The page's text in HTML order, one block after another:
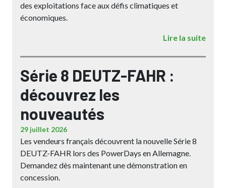
des exploitations face aux défis climatiques et
économiques.
Lire la suite
Série 8 DEUTZ-FAHR :
découvrez les
nouveautés
29 juillet 2026
Les vendeurs français découvrent la nouvelle Série 8
DEUTZ-FAHR lors des PowerDays en Allemagne.
Demandez dès maintenant une démonstration en
concession.